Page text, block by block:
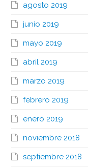
agosto 2019
junio 2019
mayo 2019
abril 2019
marzo 2019
febrero 2019
enero 2019
noviembre 2018
septiembre 2018